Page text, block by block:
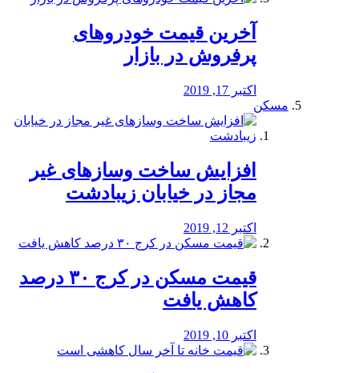
آخرین قیمت خودرو‌های
پرفروش در بازار
اکتبر 17, 2019
مسکن
افزایش ساخت وسازهای غیر
مجاز در خیابان زیبادشت
اکتبر 12, 2019
️قیمت مسکن در کرج ۳۰ درصد
کاهش یافت
اکتبر 10, 2019